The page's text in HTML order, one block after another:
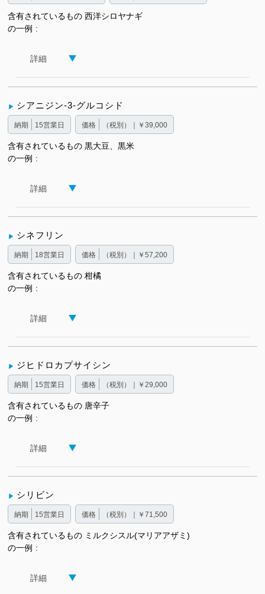
含有されているもの
の一例
西洋シロヤナギ
詳細
シアニジン-3-グルコシド
納期 15営業日 価格 （税別）｜￥39,000
含有されているもの
の一例
黒大豆、黒米
詳細
シネフリン
納期 18営業日 価格 （税別）｜￥57,200
含有されているもの
の一例
柑橘
詳細
ジヒドロカプサイシン
納期 15営業日 価格 （税別）｜￥29,000
含有されているもの
の一例
唐辛子
詳細
シリビン
納期 15営業日 価格 （税別）｜￥71,500
含有されているもの
の一例
ミルクシスル(マリアアザミ)
詳細